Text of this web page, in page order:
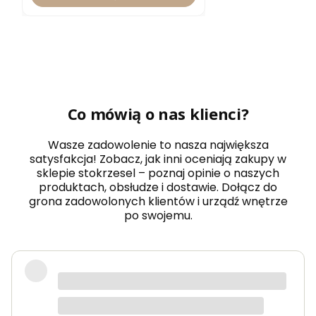
Co mówią o nas klienci?
Wasze zadowolenie to nasza największa
satysfakcja! Zobacz, jak inni oceniają zakupy w
sklepie stokrzesel – poznaj opinie o naszych
produktach, obsłudze i dostawie. Dołącz do
grona zadowolonych klientów i urządź wnętrze
po swojemu.
Fotel piękny, wygodny, polecam.